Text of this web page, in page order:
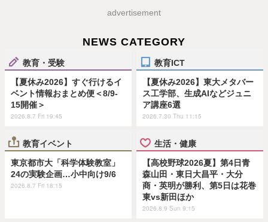
advertisement
NEWS CATEGORY
教育・受験
【夏休み2026】すぐ行けるイ
ベント情報おまとめ便＜8/9-
15開催＞
2026.8.7 Fri 19:45
教育ICT
【夏休み2026】東大メタバー
ス工学部、生成AIなどジュニ
ア講座6選
2026.7.30 Thu 11:15
教育イベント
東京都市大「科学体験教室」
24の実験企画…小中向け9/6
2026.8.7 Fri 18:15
生活・健康
【高校野球2026夏】第4日青
森山田・東日大昌平・大分
商・英明が勝利、第5日は花巻
東vs新田ほか
2026.8.9 Sun 9:15